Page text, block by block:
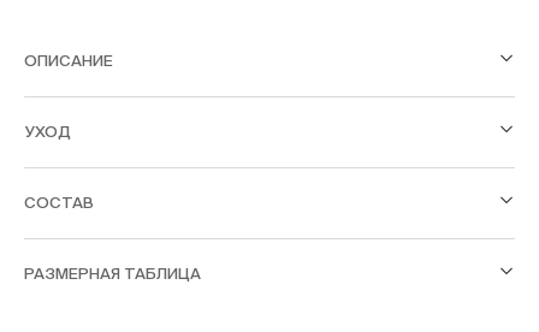
ОПИСАНИЕ
УХОД
СОСТАВ
РАЗМЕРНАЯ ТАБЛИЦА